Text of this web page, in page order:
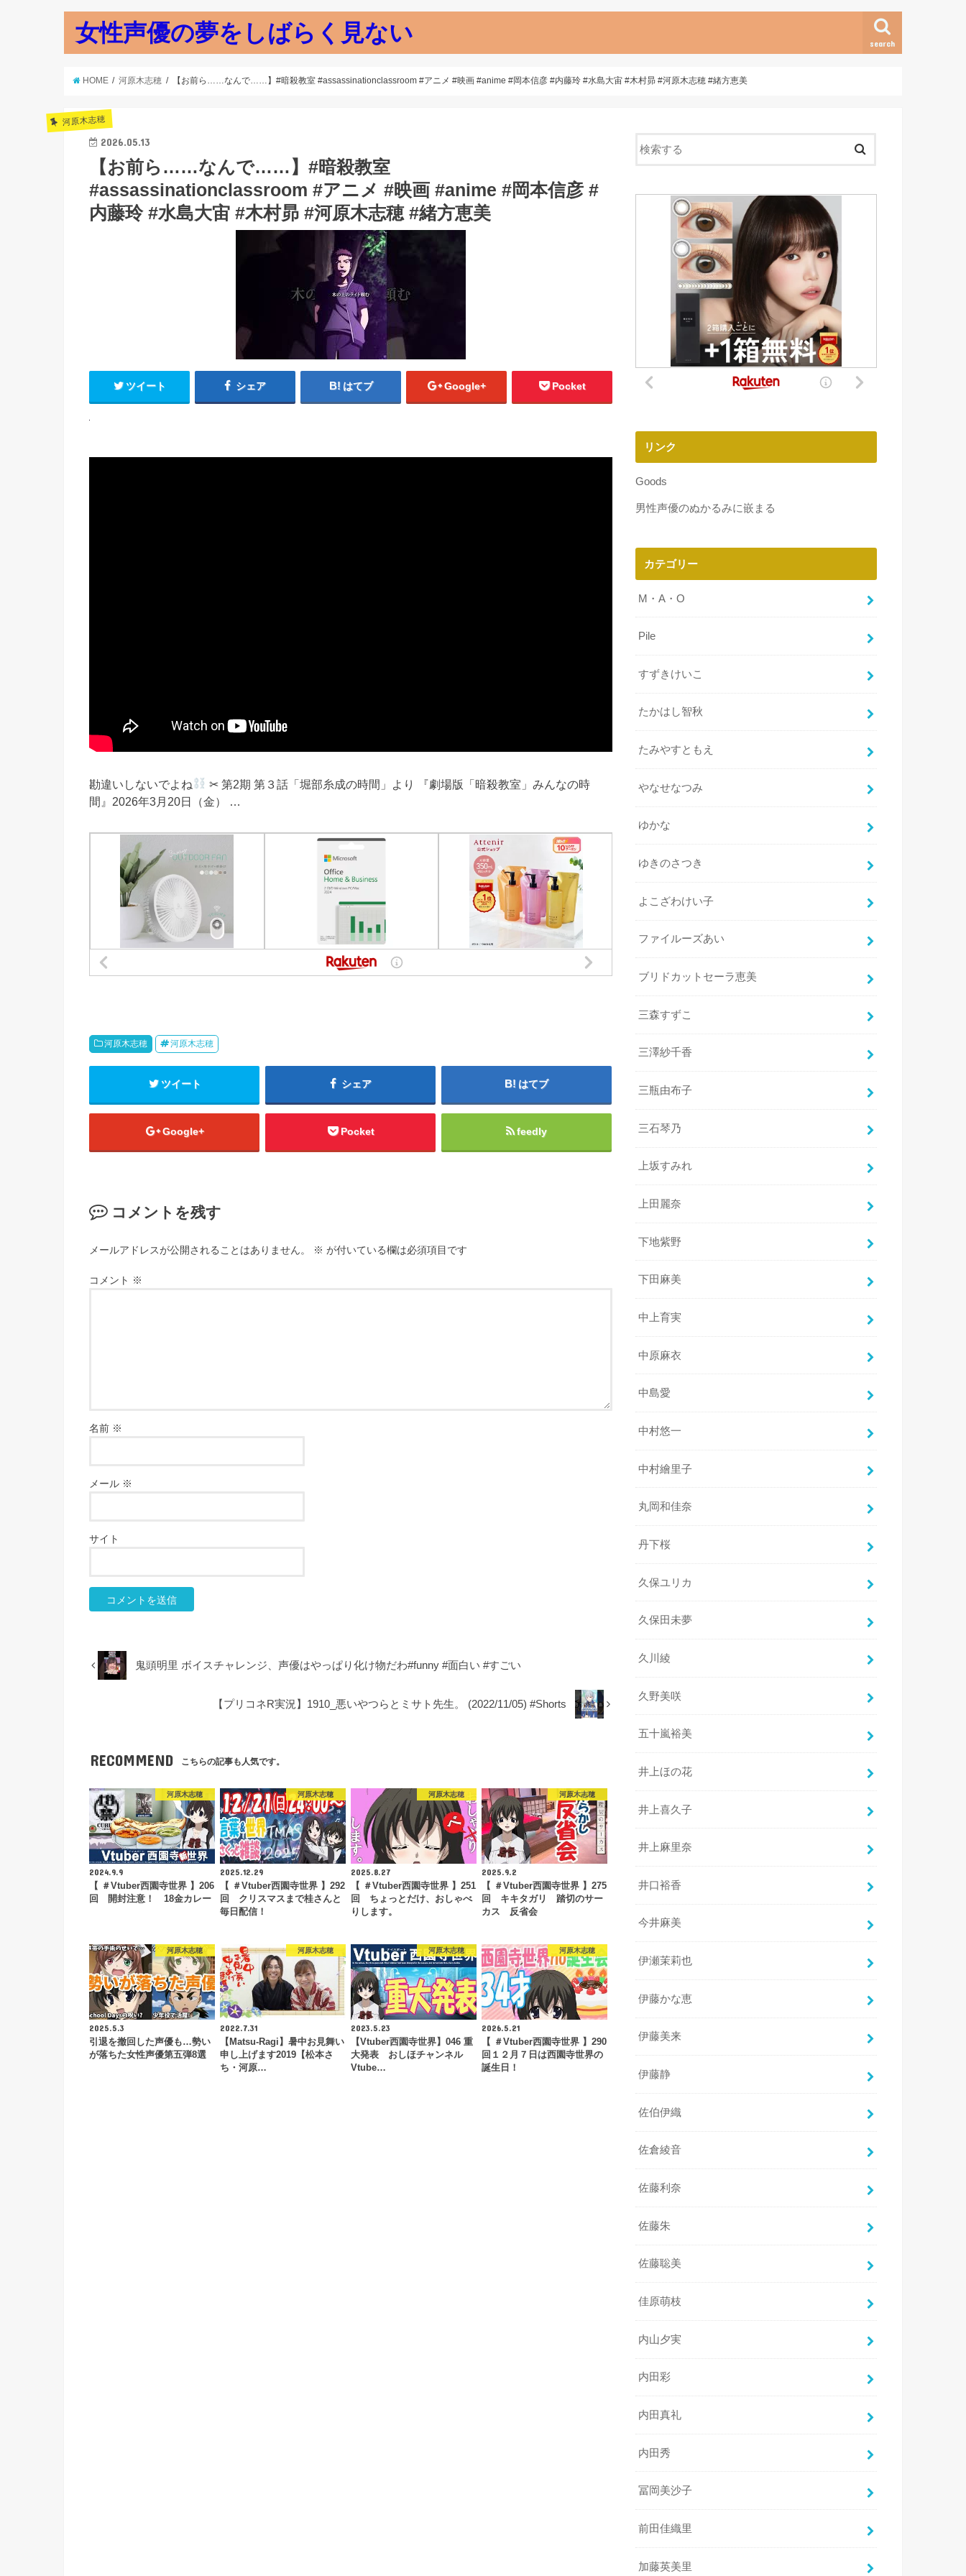
女性声優の夢をしばらく見ない search
HOME 河原木志穂 【お前ら……なんで……】#暗殺教室 #assassinationclassroom #アニメ #映画 #anime #岡本信彦 #内藤玲 #水島大宙 #木村昴 #河原木志穂 #緒方恵美
河原木志穂
2026.05.13
【お前ら……なんで……】#暗殺教室
#assassinationclassroom #アニメ #映画 #anime #岡本信彦 #
内藤玲 #水島大宙 #木村昴 #河原木志穂 #緒方恵美
ツイート シェア はてブ Google+ Pocket
勘違いしないでよね
✂ 第2期 第３話「堀部糸成の時間」より 『劇場版「暗殺教室」みんなの時
間』2026年3月20日（金） …
河原木志穂 河原木志穂
ツイート シェア はてブ
Google+ Pocket feedly
コメントを残す
メールアドレスが公開されることはありません。 ※ が付いている欄は必須項目です
コメント ※
名前 ※
メール ※
サイト
鬼頭明里 ボイスチャレンジ、声優はやっぱり化け物だわ#funny #面白い #すごい
【プリコネR実況】1910_悪いやつらとミサト先生。 (2022/11/05) #Shorts
RECOMMEND こちらの記事も人気です。
河原木志穂
2024.9.9
【 ＃Vtuber西園寺世界 】206
回 開封注意！ 18金カレー
河原木志穂
2025.12.29
【 ＃Vtuber西園寺世界 】292
回 クリスマスまで桂さんと
毎日配信！
河原木志穂
2025.8.27
【 ＃Vtuber西園寺世界 】251
回 ちょっとだけ、おしゃべ
りします。
河原木志穂
2025.9.2
【 ＃Vtuber西園寺世界 】275
回 キキタガリ 踏切のサー
カス 反省会
河原木志穂
2025.5.3
引退を撤回した声優も…勢い
が落ちた女性声優第五弾8選
河原木志穂
2022.7.31
【Matsu-Ragi】暑中お見舞い
申し上げます2019【松本さ
ち・河原…
河原木志穂
2023.5.23
【Vtuber西園寺世界】046 重
大発表 おしほチャンネル
Vtube…
河原木志穂
2026.5.21
【 ＃Vtuber西園寺世界 】290
回１２月７日は西園寺世界の
誕生日！
リンク
Goods
男性声優のぬかるみに嵌まる
カテゴリー
M・A・O
Pile
すずきけいこ
たかはし智秋
たみやすともえ
やなせなつみ
ゆかな
ゆきのさつき
よこざわけい子
ファイルーズあい
ブリドカットセーラ恵美
三森すずこ
三澤紗千香
三瓶由布子
三石琴乃
上坂すみれ
上田麗奈
下地紫野
下田麻美
中上育実
中原麻衣
中島愛
中村悠一
中村繪里子
丸岡和佳奈
丹下桜
久保ユリカ
久保田未夢
久川綾
久野美咲
五十嵐裕美
井上ほの花
井上喜久子
井上麻里奈
井口裕香
今井麻美
伊瀬茉莉也
伊藤かな恵
伊藤美来
伊藤静
佐伯伊織
佐倉綾音
佐藤利奈
佐藤朱
佐藤聡美
佳原萌枝
内山夕実
内田彩
内田真礼
内田秀
冨岡美沙子
前田佳織里
加藤英美里